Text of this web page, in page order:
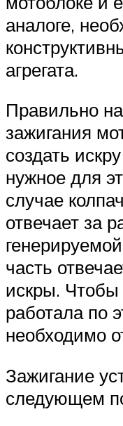
аналоге,
агрегата.
Правильно
зажигания
создать
нужное для
случае
отвечает за
часть
искры. Чтобы
работала по
необходимо
Зажигание
следующем